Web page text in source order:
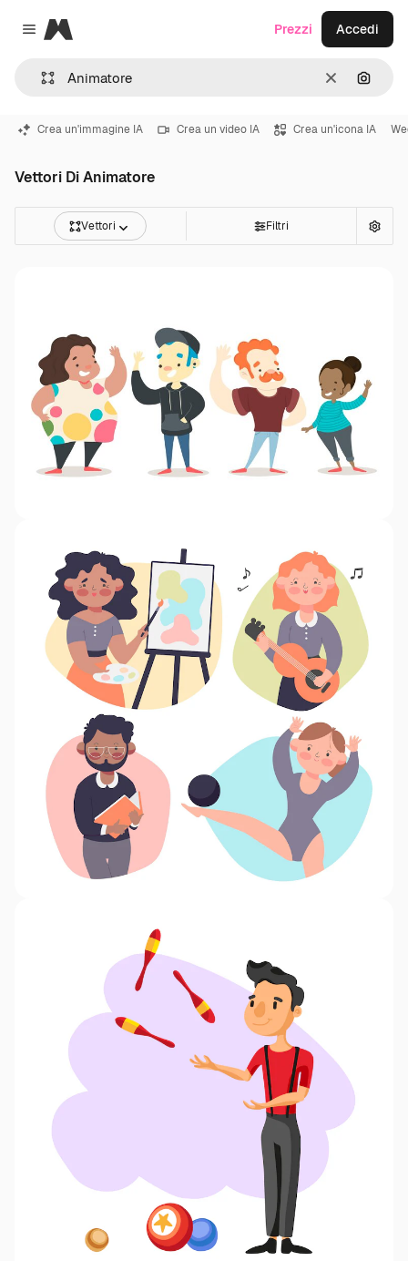
Close menu
Magnific
CancellaCerca
Prezzi Accedi
Crea un'immagine IA Crea un video IA Crea un'icona IA
Vettori Di Animatore
Vettori Filtri